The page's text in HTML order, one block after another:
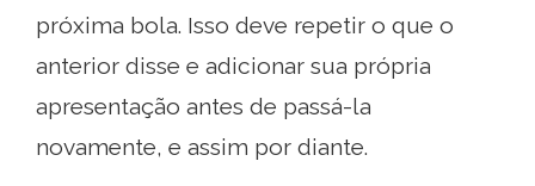
próxima bola. Isso deve repetir o que o
anterior disse e adicionar sua própria
apresentação antes de passá-la
novamente, e assim por diante.